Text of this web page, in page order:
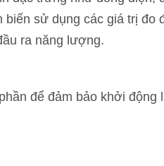
sử dụng các giá trị đo
ra năng lượng.
để đảm bảo khởi động